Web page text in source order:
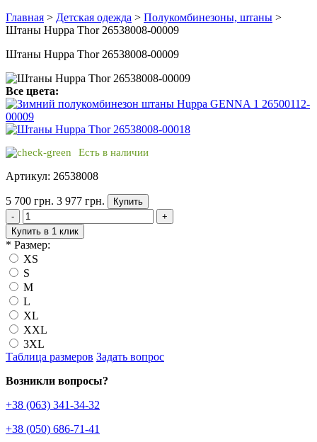
Главная > Детская одежда > Полукомбинезоны, штаны >
Штаны Huppa Thor 26538008-00009
Штаны Huppa Thor 26538008-00009
Все цвета:
Есть в наличии
Артикул: 26538008
5 700 грн. 3 977 грн.
Купить
-
+
Купить в 1 клик
* Размер:
XS
S
M
L
XL
XXL
3XL
Таблица размеров Задать вопрос
Возникли вопросы?
+38 (063) 341-34-32
+38 (050) 686-71-41